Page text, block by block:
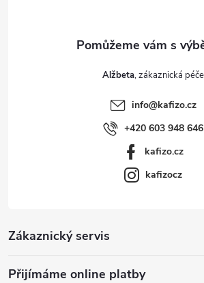
Zákaznický servis
Přijímáme online platby
Alžbeta
info@kafizo.cz
+420 603 948 646
kafizo.cz
kafizocz